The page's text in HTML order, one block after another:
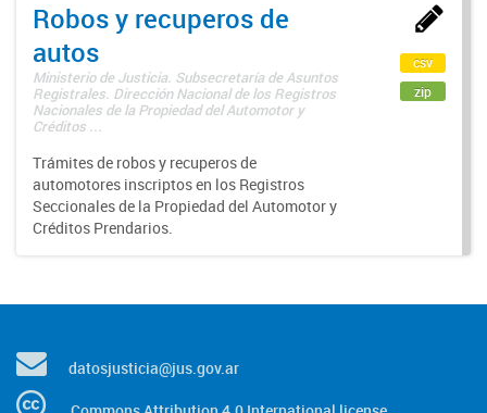
Robos y recuperos de
autos
Ministerio de Justicia. Subsecretaría de Asuntos
Registrales. Dirección Nacional de los Registros
Nacionales de la Propiedad del Automotor y
Créditos ...
Trámites de robos y recuperos de
automotores inscriptos en los Registros
Seccionales de la Propiedad del Automotor y
Créditos Prendarios.
csv
zip
datosjusticia@jus.gov.ar